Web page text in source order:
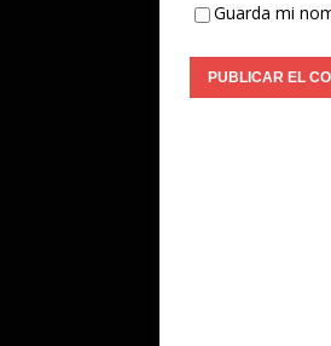
Guarda mi